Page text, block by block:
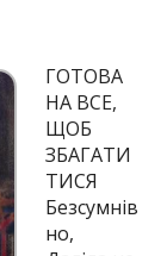
ГОТОВА
НА ВСЕ,
ЩОБ
ЗБАГАТИ
ТИСЯ
Безсумнів
но,